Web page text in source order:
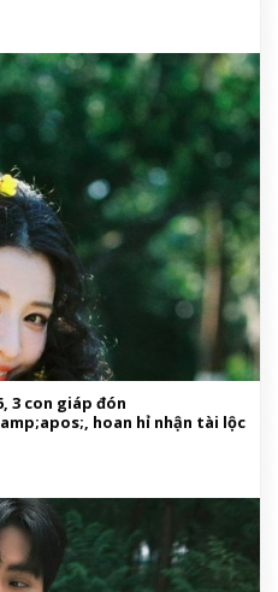
3 con giáp đón
hoan hỉ nhận tài lộc